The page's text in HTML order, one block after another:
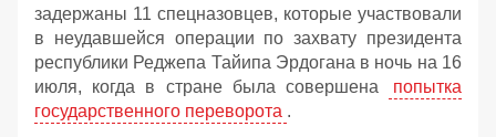
задержаны 11 спецназовцев, которые участвовали
в неудавшейся операции по захвату президента
республики Реджепа Тайипа Эрдогана в ночь на 16
июля, когда в стране была совершена
попытка
государственного переворота .